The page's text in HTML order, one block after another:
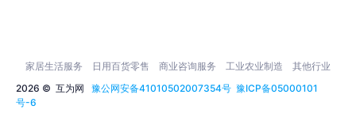
2026 © 互为网 豫公网安备41010502007354号 豫ICP备05000101
号-6
家居生活服务 日用百货零售 商业咨询服务 工业农业制造 其他行业